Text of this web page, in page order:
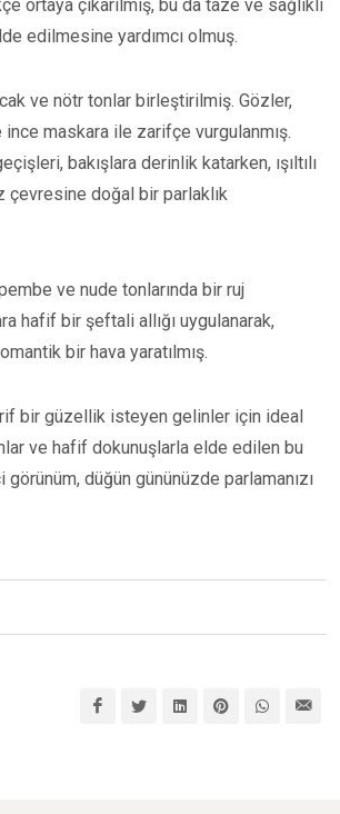
ortaya çıkarılmış, bu da taze ve sağlıklı
edilmesine yardımcı olmuş.
ve nötr tonlar birleştirilmiş. Gözler,
maskara ile zarifçe vurgulanmış.
bakışlara derinlik katarken, ışıltılı
çevresine doğal bir parlaklık
ve nude tonlarında bir ruj
hafif bir şeftali allığı uygulanarak,
bir hava yaratılmış.
bir güzellik isteyen gelinler için ideal
ve hafif dokunuşlarla elde edilen bu
düğün gününüzde parlamanızı